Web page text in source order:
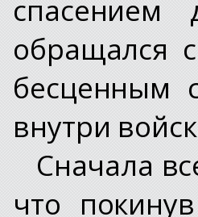
обращался
бесценным
внутри
Сначала
что